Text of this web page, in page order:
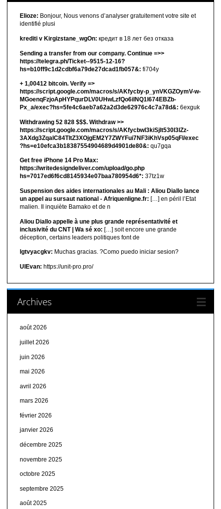
Elioze: Bonjour, Nous venons d’analyser gratuitement votre site et
identifié plusi
krediti v Kirgizstane_wgOn: кредит в 18 лет без отказа
Sending a transfer from our company. Continue =>>
https://telegra.ph/Ticket--9515-12-16?
hs=b10ff9c1d2cdbf6a79de27dcad1fb057&: fi704y
+ 1,00412 bitсоin. Verify =>
https://script.google.com/macros/s/AKfycby-p_ynVKGZOymV-w-
MGoenqFzjoApHYPqurDLV0UHwLzfQo6ilNQ1l674EBZb-
Px_a/exec?hs=5fe4c6aeb7a62a2d3de62976c4c7a78d&: 6exguk
Withdrawing 52 828 $$$. Withdrаw >>
https://script.google.com/macros/s/AKfycbwl3kiSjlt530I3lZz-
3AXdg3ZqalC84TltZ3XOjgEM2Y7ZWYFui7NF3iKhVsp05qFl/exec
?hs=e10efca3b18387554904689d4901de80&: qu7gqa
Get free iPhone 14 Pro Max:
https://writedesigndeliver.com/upload/go.php
hs=7017ed6f6cd8145934e07baa780954d6*: 37tz1w
Suspension des aides internationales au Mali : Aliou Diallo lance
un appel au sursaut national - Afriquenligne.fr: […] en péril l’Etat
malien. Il inquiète Bamako et de n
Aliou Diallo appelle à une plus grande représentativité et
inclusivité du CNT | Wa sé xo: […] soit encore une grande
déception, certains leaders politiques font de
lgtvyacgkv: Muchas gracias. ?Como puedo iniciar sesion?
UIEvan: https://unit-pro.pro/
Archives
août 2026
juillet 2026
juin 2026
mai 2026
avril 2026
mars 2026
février 2026
janvier 2026
décembre 2025
novembre 2025
octobre 2025
septembre 2025
août 2025